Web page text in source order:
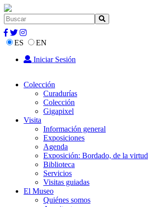
ES
EN
Iniciar Sesión
Colección
Curadurías
Colección
Gigapixel
Visita
Información general
Exposiciones
Agenda
Exposición: Bordado, de la virtud
Biblioteca
Servicios
Visitas guiadas
El Museo
Quiénes somos